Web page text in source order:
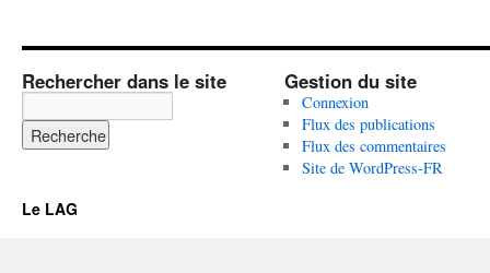
Rechercher dans le site Gestion du site
Connexion
Flux des publications
Flux des commentaires
Site de WordPress-FR
Le LAG